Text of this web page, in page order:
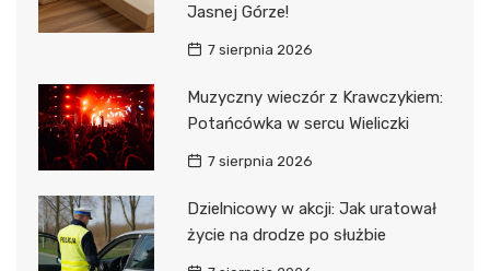
Jasnej Górze!
7 sierpnia 2026
Muzyczny wieczór z Krawczykiem:
Potańcówka w sercu Wieliczki
7 sierpnia 2026
Dzielnicowy w akcji: Jak uratował
życie na drodze po służbie